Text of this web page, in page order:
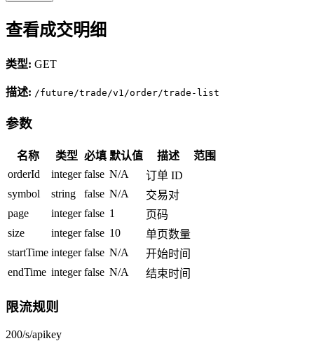
查看成交明细
类型: GET
描述: /future/trade/v1/order/trade-list
参数
名称 类型 必填 默认值 描述
范围
orderId
integer false N/A
订单 ID
symbol
string false N/A
交易对
page
integer false 1
页码
size
integer false 10
单页数量
startTime integer false N/A
开始时间
endTime integer false N/A 结束时间
限流规则
200/s/apikey